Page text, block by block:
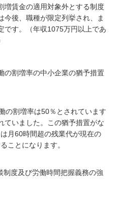
増賃金の適用対象外とする制度
今後、職種が限定列挙され、ま
です。（年収1075万円以上であ
の割増率の中小企業の猶予措置
の割増率は50％とされています
ていました。この猶予措置がな
月60時間超の残業代が現在の
ことになります。
制度及び労働時間把握義務の強